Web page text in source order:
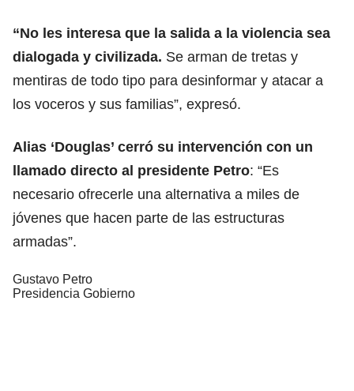
“No les interesa que la salida a la violencia sea
dialogada y civilizada. Se arman de tretas y
mentiras de todo tipo para desinformar y atacar a
los voceros y sus familias”, expresó.
Alias ‘Douglas’ cerró su intervención con un
llamado directo al presidente Petro: “Es
necesario ofrecerle una alternativa a miles de
jóvenes que hacen parte de las estructuras
armadas”.
Gustavo Petro
Presidencia Gobierno